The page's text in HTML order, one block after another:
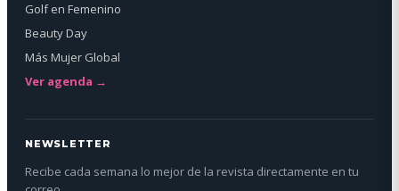
Golf en Femenino
Beauty Day
Más Mujer Global
Ver agenda →
NEWSLETTER
Recibe cada semana lo mejor de la revista directamente en tu